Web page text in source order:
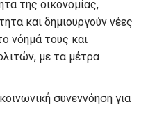
της οικονομίας,
και δημιουργούν νέες
νόημά τους και
με τα μέτρα
συνεννόηση για